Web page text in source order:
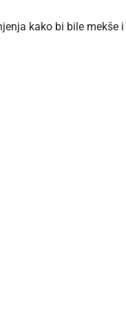
kako bi bile mekše